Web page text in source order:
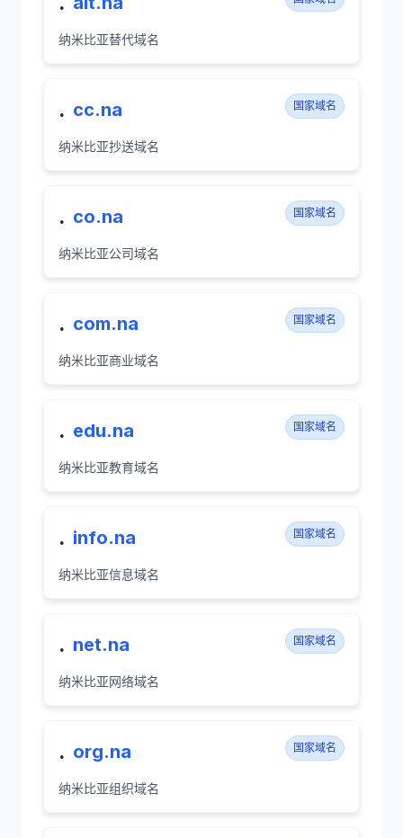
纳米比亚替代域名
. cc.na 国家域名
纳米比亚抄送域名
. co.na 国家域名
纳米比亚公司域名
. com.na 国家域名
纳米比亚商业域名
. edu.na 国家域名
纳米比亚教育域名
. info.na 国家域名
纳米比亚信息域名
. net.na 国家域名
纳米比亚网络域名
. org.na 国家域名
纳米比亚组织域名